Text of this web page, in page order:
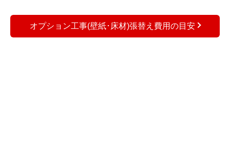
オプション工事(壁紙･床材)張替え費用の目安